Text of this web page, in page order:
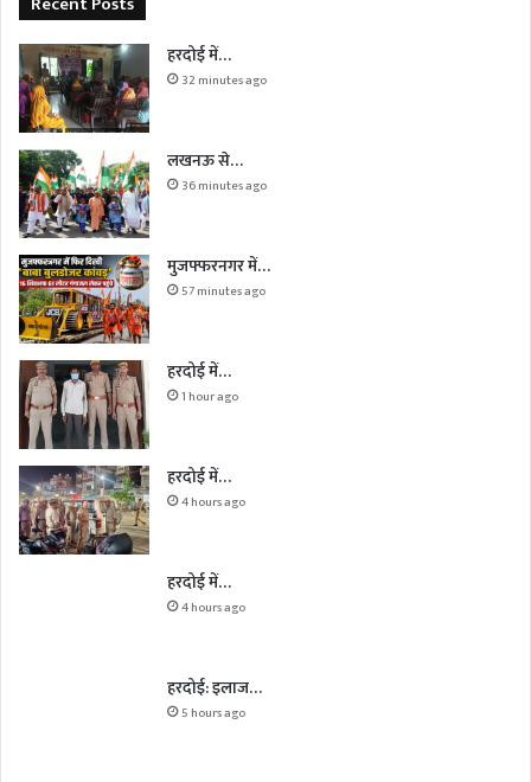
हरदोई में…
32 minutes ago
लखनऊ से…
36 minutes ago
मुजफ्फरनगर में…
57 minutes ago
हरदोई में…
1 hour ago
हरदोई में…
4 hours ago
हरदोई में…
4 hours ago
हरदोई: इलाज…
5 hours ago